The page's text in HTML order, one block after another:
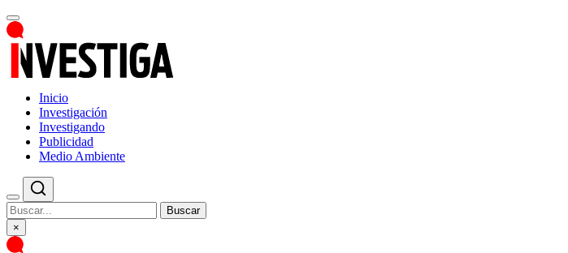
Inicio
Investigación
Investigando
Publicidad
Medio Ambiente
Buscar
×